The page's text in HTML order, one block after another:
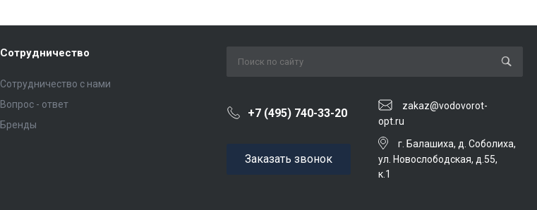
Сотрудничество
Сотрудничество с нами
Вопрос - ответ
Бренды
+7 (495) 740-33-20
zakaz@vodovorot-
opt.ru
Заказать звонок
г. Балашиха, д. Соболиха,
ул. Новослободская, д.55,
к.1